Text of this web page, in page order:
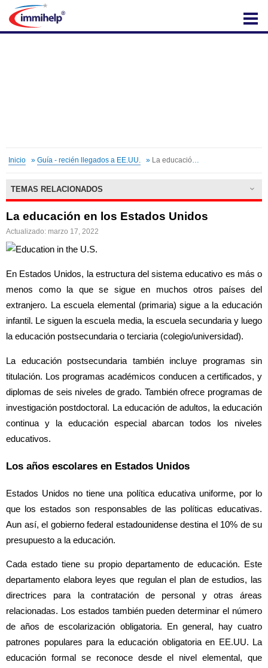
IMMIHELP
Inicio » Guía - recién llegados a EE.UU. » La educación en los Estados Unidos
La educación en los Estados Unidos
Actualizado: marzo 17, 2022
En Estados Unidos, la estructura del sistema educativo es más o
menos como la que se sigue en muchos otros países del
extranjero. La escuela elemental (primaria) sigue a la educación
infantil. Le siguen la escuela media, la escuela secundaria y luego
la educación postsecundaria o terciaria (colegio/universidad).
La educación postsecundaria también incluye programas sin
titulación. Los programas académicos conducen a certificados, y
diplomas de seis niveles de grado. También ofrece programas de
investigación postdoctoral. La educación de adultos, la educación
continua y la educación especial abarcan todos los niveles
educativos.
Los años escolares en Estados Unidos
Estados Unidos no tiene una política educativa uniforme, por lo
que los estados son responsables de las políticas educativas.
Aun así, el gobierno federal estadounidense destina el 10% de su
presupuesto a la educación.
Cada estado tiene su propio departamento de educación. Este
departamento elabora leyes que regulan el plan de estudios, las
directrices para la contratación de personal y otras áreas
relacionadas. Los estados también pueden determinar el número
de años de escolarización obligatoria. En general, hay cuatro
patrones populares para la educación obligatoria en EE.UU. La
educación formal se reconoce desde el nivel elemental, que
TEMAS RELACIONADOS